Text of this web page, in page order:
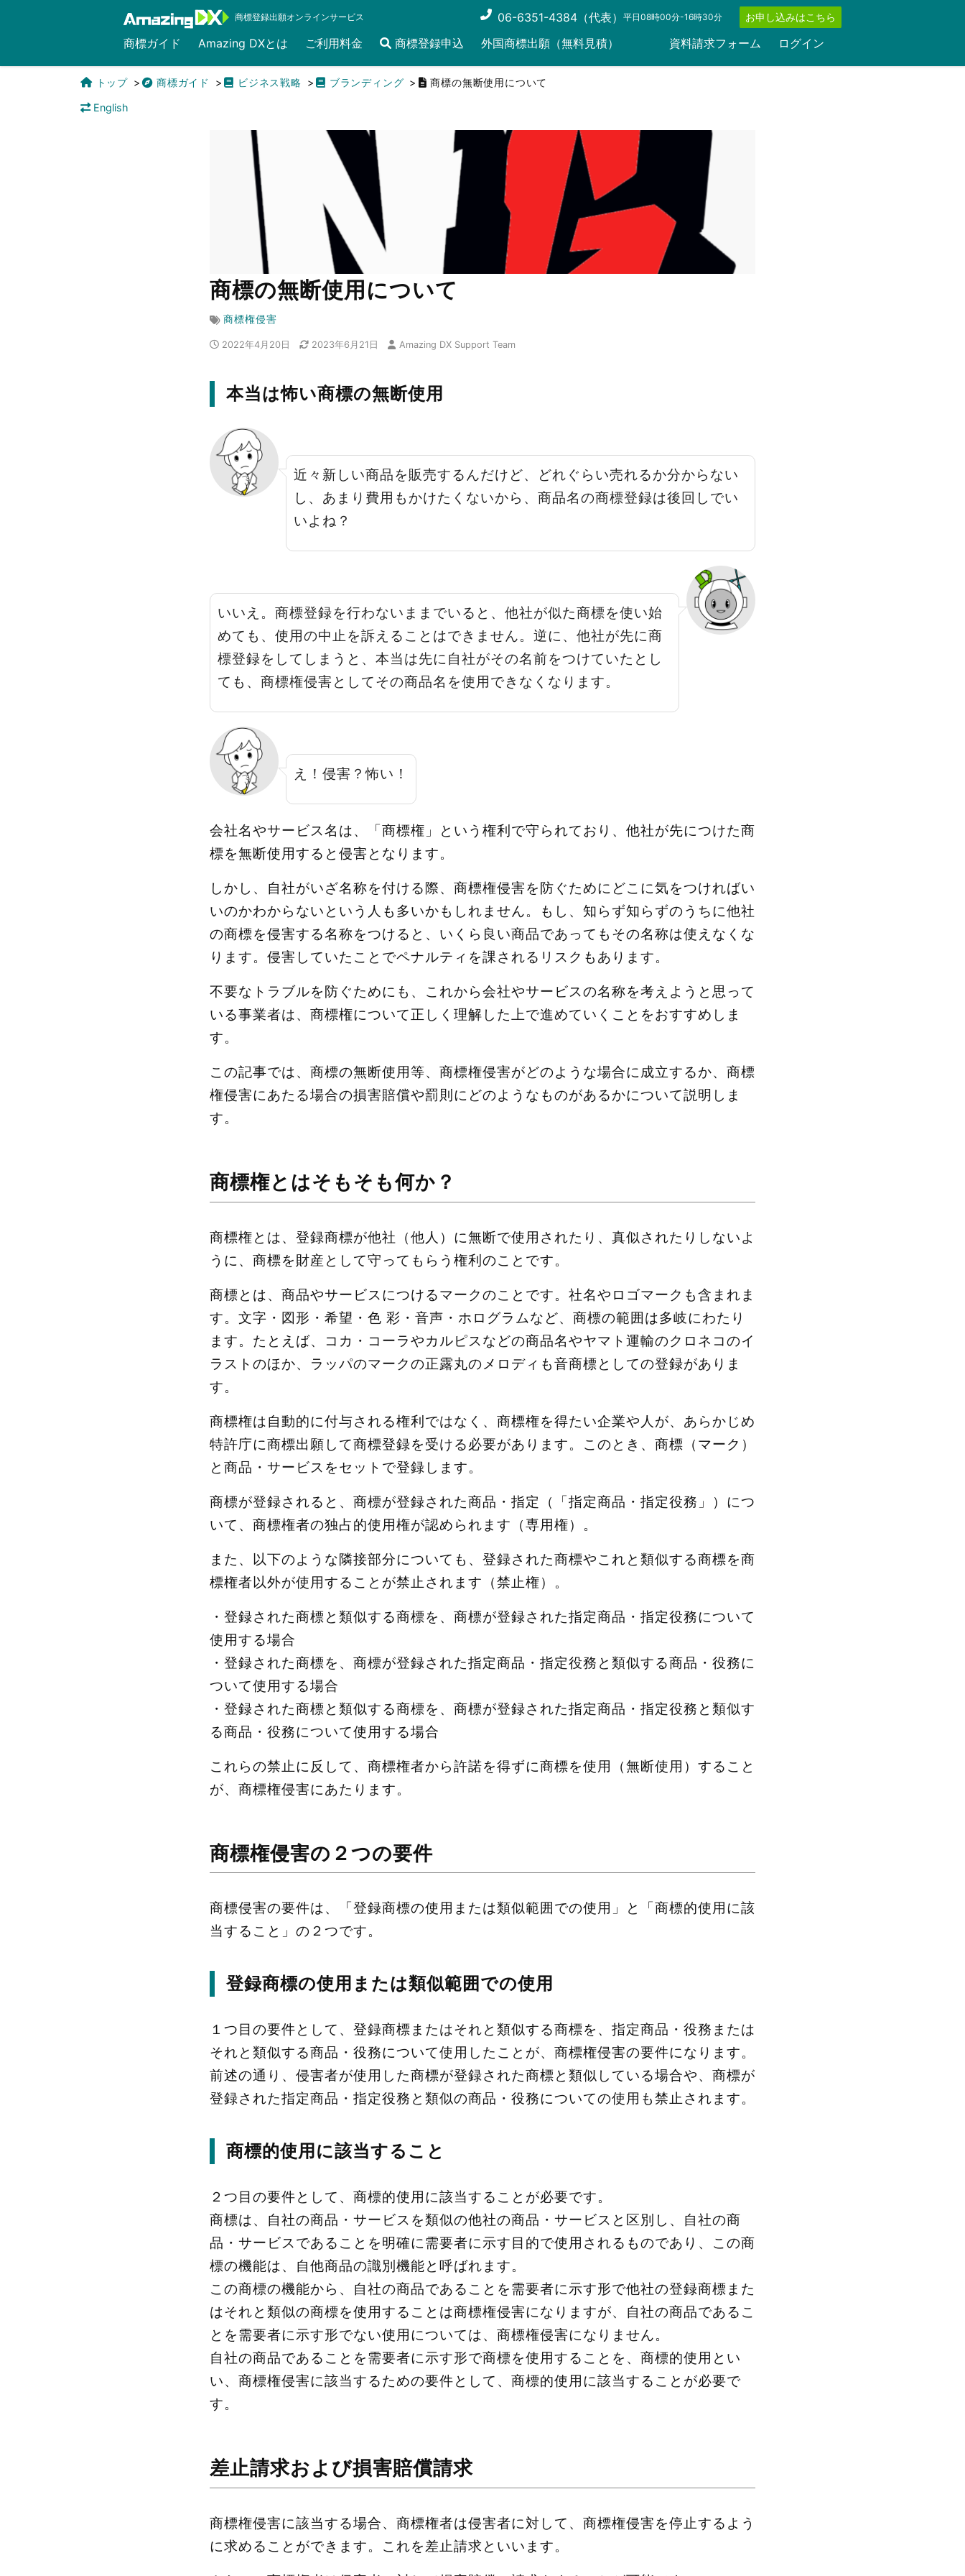
商標登録出願オンラインサービス 06-6351-4384（代表） 平日08時00分-16時30分 お申し込みはこちら
商標ガイド Amazing DXとは ご利用料金 商標登録申込 外国商標出願（無料見積） 資料請求フォーム ログイン
トップ 商標ガイド ビジネス戦略 ブランディング 商標の無断使用について
English
商標の無断使用について
商標権侵害
2022年4月20日 2023年6月21日 Amazing DX Support Team
本当は怖い商標の無断使用
近々新しい商品を販売するんだけど、どれぐらい売れるか分からない
し、あまり費用もかけたくないから、商品名の商標登録は後回しでい
いよね？
いいえ。商標登録を行わないままでいると、他社が似た商標を使い始
めても、使用の中止を訴えることはできません。逆に、他社が先に商
標登録をしてしまうと、本当は先に自社がその名前をつけていたとし
ても、商標権侵害としてその商品名を使用できなくなります。
え！侵害？怖い！
会社名やサービス名は、「商標権」という権利で守られており、他社が先につけた商
標を無断使用すると侵害となります。
しかし、自社がいざ名称を付ける際、商標権侵害を防ぐためにどこに気をつければい
いのかわからないという人も多いかもしれません。もし、知らず知らずのうちに他社
の商標を侵害する名称をつけると、いくら良い商品であってもその名称は使えなくな
ります。侵害していたことでペナルティを課されるリスクもあります。
不要なトラブルを防ぐためにも、これから会社やサービスの名称を考えようと思って
いる事業者は、商標権について正しく理解した上で進めていくことをおすすめしま
す。
この記事では、商標の無断使用等、商標権侵害がどのような場合に成立するか、商標
権侵害にあたる場合の損害賠償や罰則にどのようなものがあるかについて説明しま
す。
商標権とはそもそも何か？
商標権とは、登録商標が他社（他人）に無断で使用されたり、真似されたりしないよ
うに、商標を財産として守ってもらう権利のことです。
商標とは、商品やサービスにつけるマークのことです。社名やロゴマークも含まれま
す。文字・図形・希望・色 彩・音声・ホログラムなど、商標の範囲は多岐にわたり
ます。たとえば、コカ・コーラやカルピスなどの商品名やヤマト運輸のクロネコのイ
ラストのほか、ラッパのマークの正露丸のメロディも音商標としての登録がありま
す。
商標権は自動的に付与される権利ではなく、商標権を得たい企業や人が、あらかじめ
特許庁に商標出願して商標登録を受ける必要があります。このとき、商標（マーク）
と商品・サービスをセットで登録します。
商標が登録されると、商標が登録された商品・指定（「指定商品・指定役務」）につ
いて、商標権者の独占的使用権が認められます（専用権）。
また、以下のような隣接部分についても、登録された商標やこれと類似する商標を商
標権者以外が使用することが禁止されます（禁止権）。
・登録された商標と類似する商標を、商標が登録された指定商品・指定役務について
使用する場合
・登録された商標を、商標が登録された指定商品・指定役務と類似する商品・役務に
ついて使用する場合
・登録された商標と類似する商標を、商標が登録された指定商品・指定役務と類似す
る商品・役務について使用する場合
これらの禁止に反して、商標権者から許諾を得ずに商標を使用（無断使用）すること
が、商標権侵害にあたります。
商標権侵害の２つの要件
商標侵害の要件は、「登録商標の使用または類似範囲での使用」と「商標的使用に該
当すること」の２つです。
登録商標の使用または類似範囲での使用
１つ目の要件として、登録商標またはそれと類似する商標を、指定商品・役務または
それと類似する商品・役務について使用したことが、商標権侵害の要件になります。
前述の通り、侵害者が使用した商標が登録された商標と類似している場合や、商標が
登録された指定商品・指定役務と類似の商品・役務についての使用も禁止されます。
商標的使用に該当すること
２つ目の要件として、商標的使用に該当することが必要です。
商標は、自社の商品・サービスを類似の他社の商品・サービスと区別し、自社の商
品・サービスであることを明確に需要者に示す目的で使用されるものであり、この商
標の機能は、自他商品の識別機能と呼ばれます。
この商標の機能から、自社の商品であることを需要者に示す形で他社の登録商標また
はそれと類似の商標を使用することは商標権侵害になりますが、自社の商品であるこ
とを需要者に示す形でない使用については、商標権侵害になりません。
自社の商品であることを需要者に示す形で商標を使用することを、商標的使用とい
い、商標権侵害に該当するための要件として、商標的使用に該当することが必要で
す。
差止請求および損害賠償請求
商標権侵害に該当する場合、商標権者は侵害者に対して、商標権侵害を停止するよう
に求めることができます。これを差止請求といいます。